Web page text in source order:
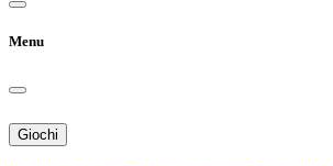
Menu
Giochi